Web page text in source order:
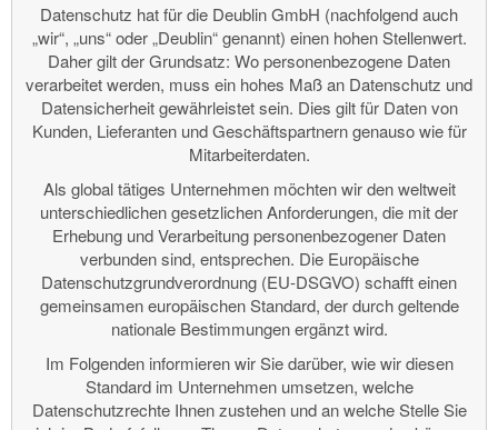
Datenschutz hat für die Deublin GmbH (nachfolgend auch
„wir“, „uns“ oder „Deublin“ genannt) einen hohen Stellenwert.
Daher gilt der Grundsatz: Wo personenbezogene Daten
verarbeitet werden, muss ein hohes Maß an Datenschutz und
Datensicherheit gewährleistet sein. Dies gilt für Daten von
Kunden, Lieferanten und Geschäftspartnern genauso wie für
Mitarbeiterdaten.
Als global tätiges Unternehmen möchten wir den weltweit
unterschiedlichen gesetzlichen Anforderungen, die mit der
Erhebung und Verarbeitung personenbezogener Daten
verbunden sind, entsprechen. Die Europäische
Datenschutzgrundverordnung (EU-DSGVO) schafft einen
gemeinsamen europäischen Standard, der durch geltende
nationale Bestimmungen ergänzt wird.
Im Folgenden informieren wir Sie darüber, wie wir diesen
Standard im Unternehmen umsetzen, welche
Datenschutzrechte Ihnen zustehen und an welche Stelle Sie